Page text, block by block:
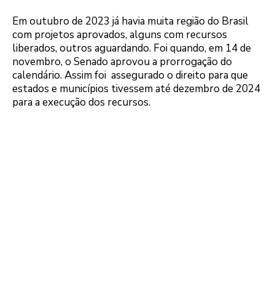
Em outubro de 2023 já havia muita região do Brasil
com projetos aprovados, alguns com recursos
liberados, outros aguardando. Foi quando, em 14 de
novembro, o Senado aprovou a prorrogação do
calendário. Assim foi assegurado o direito para que
estados e municípios tivessem até dezembro de 2024
para a execução dos recursos.